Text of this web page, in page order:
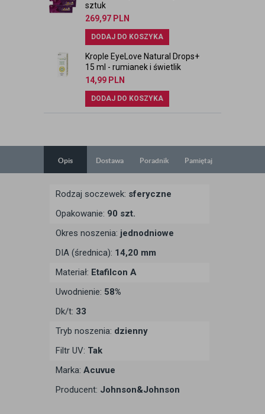
sztuk
269,97 PLN
DODAJ DO KOSZYKA
Krople EyeLove Natural Drops+
15 ml - rumianek i świetlik
14,99 PLN
DODAJ DO KOSZYKA
Opis Dostawa Poradnik Pamiętaj
Rodzaj soczewek: sferyczne
Opakowanie: 90 szt.
Okres noszenia: jednodniowe
DIA (średnica): 14,20 mm
Materiał: Etafilcon A
Uwodnienie: 58%
Dk/t: 33
Tryb noszenia: dzienny
Filtr UV: Tak
Marka: Acuvue
Producent: Johnson&Johnson